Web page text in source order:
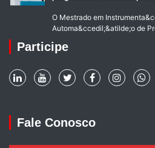
O Mestrado em
Automa&ccedil;&atilde;o de
Participe
Fale Conosco